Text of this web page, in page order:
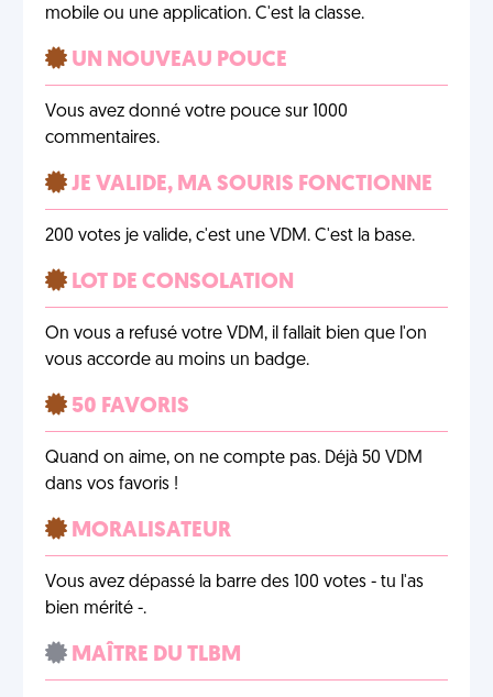
mobile ou une application. C'est la classe.
UN NOUVEAU POUCE
Vous avez donné votre pouce sur 1000
commentaires.
JE VALIDE, MA SOURIS FONCTIONNE
200 votes je valide, c'est une VDM. C'est la base.
LOT DE CONSOLATION
On vous a refusé votre VDM, il fallait bien que l'on
vous accorde au moins un badge.
50 FAVORIS
Quand on aime, on ne compte pas. Déjà 50 VDM
dans vos favoris !
MORALISATEUR
Vous avez dépassé la barre des 100 votes - tu l'as
bien mérité -.
MAÎTRE DU TLBM